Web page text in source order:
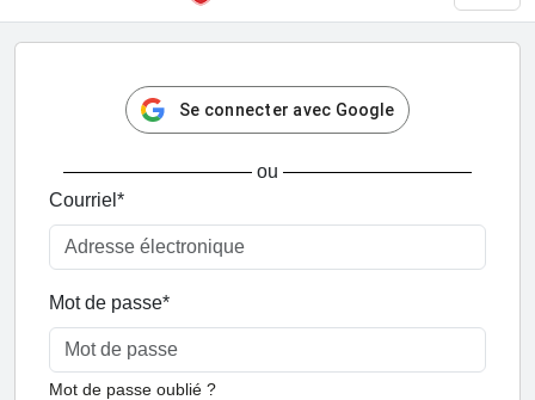
Se connecter avec Google
ou
Courriel *
Mot de passe*
Mot de passe oublié ?